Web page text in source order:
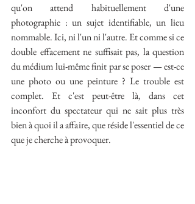
qu'on attend habituellement d'une
photographie : un sujet identifiable, un lieu
nommable. Ici, ni l'un ni l'autre. Et comme si ce
double effacement ne suffisait pas, la question
du médium lui-même finit par se poser — est-ce
une photo ou une peinture ? Le trouble est
complet. Et c'est peut-être là, dans cet
inconfort du spectateur qui ne sait plus très
bien à quoi il a affaire, que réside l'essentiel de ce
que je cherche à provoquer.